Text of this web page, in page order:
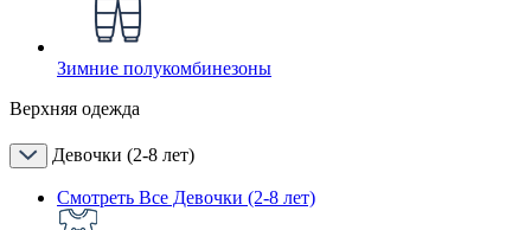
Зимние полукомбинезоны
Верхняя одежда
Девочки (2-8 лет)
Смотреть Все Девочки (2-8 лет)